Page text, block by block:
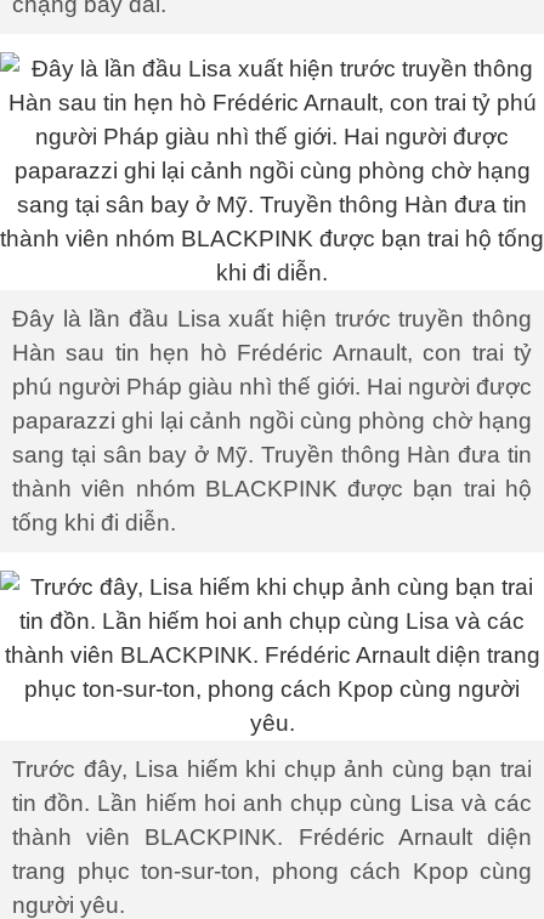
Đây là lần đầu Lisa xuất hiện trước truyền thông
Hàn sau tin hẹn hò Frédéric Arnault, con trai tỷ
phú người Pháp giàu nhì thế giới. Hai người được
paparazzi ghi lại cảnh ngồi cùng phòng chờ hạng
sang tại sân bay ở Mỹ. Truyền thông Hàn đưa tin
thành viên nhóm BLACKPINK được bạn trai hộ
tống khi đi diễn.
Trước đây, Lisa hiếm khi chụp ảnh cùng bạn trai
tin đồn. Lần hiếm hoi anh chụp cùng Lisa và các
thành viên BLACKPINK. Frédéric Arnault diện
trang phục ton-sur-ton, phong cách Kpop cùng
người yêu.